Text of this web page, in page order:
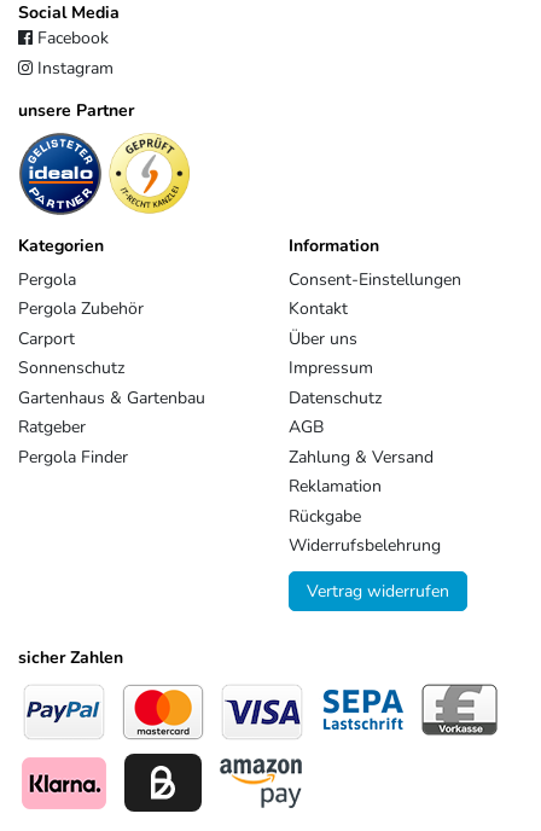
Social Media
Facebook
Instagram
unsere Partner
Kategorien
Pergola
Pergola Zubehör
Carport
Sonnenschutz
Gartenhaus & Gartenbau
Ratgeber
Pergola Finder
Information
Consent-Einstellungen
Kontakt
Über uns
Impressum
Datenschutz
AGB
Zahlung & Versand
Reklamation
Rückgabe
Widerrufsbelehrung
Vertrag widerrufen
sicher Zahlen